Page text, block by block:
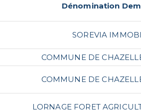
Dénomination
SOREVIA
COMMUNE DE
COMMUNE DE
LORNAGE FORET